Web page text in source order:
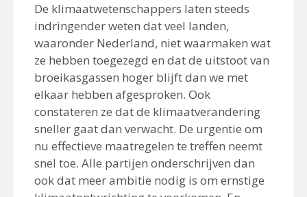
De klimaatwetenschappers laten steeds
indringender weten dat veel landen,
waaronder Nederland, niet waarmaken wat
ze hebben toegezegd en dat de uitstoot van
broeikasgassen hoger blijft dan we met
elkaar hebben afgesproken. Ook
constateren ze dat de klimaatverandering
sneller gaat dan verwacht. De urgentie om
nu effectieve maatregelen te treffen neemt
snel toe. Alle partijen onderschrijven dan
ook dat meer ambitie nodig is om ernstige